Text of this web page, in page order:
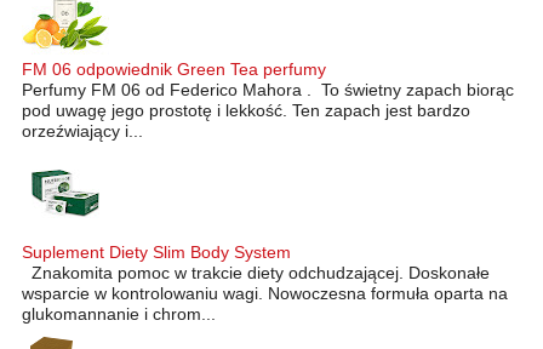
FM 06 odpowiednik Green Tea perfumy
Perfumy FM 06 od Federico Mahora . To świetny zapach biorąc
pod uwagę jego prostotę i lekkość. Ten zapach jest bardzo
orzeźwiający i...
Suplement Diety Slim Body System
Znakomita pomoc w trakcie diety odchudzającej. Doskonałe
wsparcie w kontrolowaniu wagi. Nowoczesna formuła oparta na
glukomannanie i chrom...